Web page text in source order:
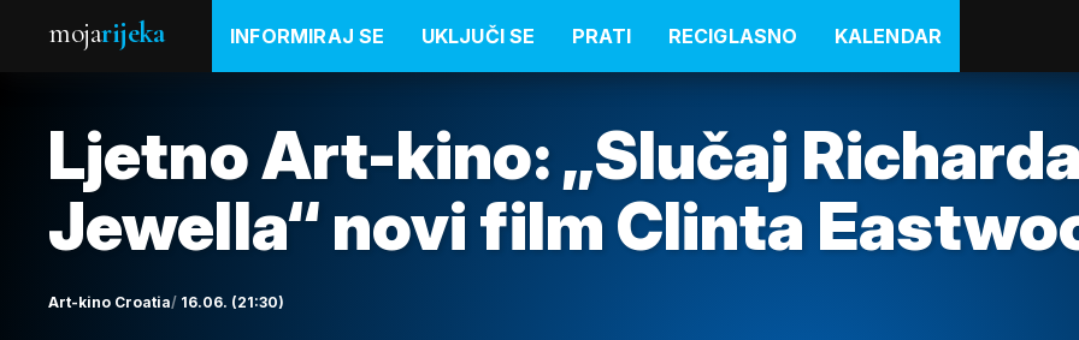
mojarijeka INFORMIRAJ SE UKLJUČI SE PRATI RECIGLASNO KALENDAR
Ljetno Art-kino: „Slučaj Richarda
Jewella“ novi film Clinta
Art-kino Croatia 16.06. (21:30)